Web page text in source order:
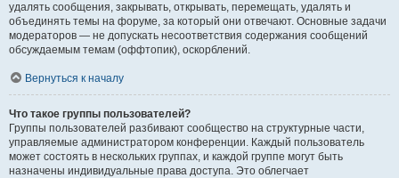
удалять сообщения, закрывать, открывать, перемещать, удалять и
объединять темы на форуме, за который они отвечают. Основные задачи
модераторов — не допускать несоответствия содержания сообщений
обсуждаемым темам (оффтопик), оскорблений.
Вернуться к началу
Что такое группы пользователей?
Группы пользователей разбивают сообщество на структурные части,
управляемые администратором конференции. Каждый пользователь
может состоять в нескольких группах, и каждой группе могут быть
назначены индивидуальные права доступа. Это облегчает